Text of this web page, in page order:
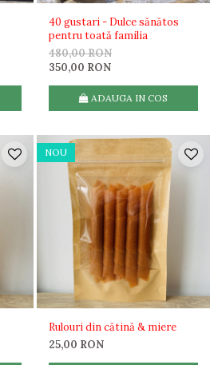
40 gustari - Dulce sănătos
pentru toată familia
480,00 RON
350,00 RON
ADAUGA IN COS
NOU
Rulouri din cătină & miere
25,00 RON